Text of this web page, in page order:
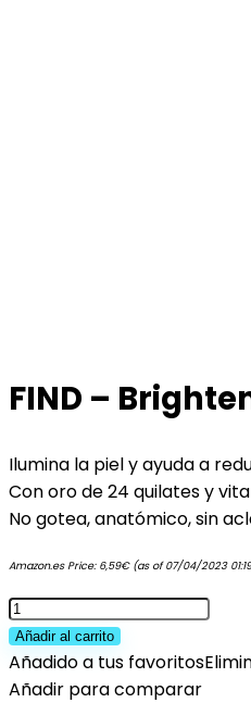
FIND –
Ilumina la piel y ayuda a
Con oro de 24 quilates y
No gotea, anatómico, sin
Amazon.es Price: 6,59€(as of 07/04/2023
FIND
-
Brightening
serum
Añadir al carrito
Añadido a tus favoritos
Añadir para comparar